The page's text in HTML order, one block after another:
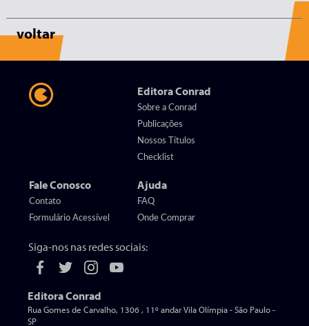
voltar
Editora Conrad
Sobre a Conrad
Publicações
Nossos Títulos
Checklist
Fale Conosco
Contato
Formulário Acessível
Ajuda
FAQ
Onde Comprar
Siga-nos nas redes sociais:
Editora Conrad
Rua Gomes de Carvalho, 1306 , 11º andar Vila Olímpia - São Paulo -
SP